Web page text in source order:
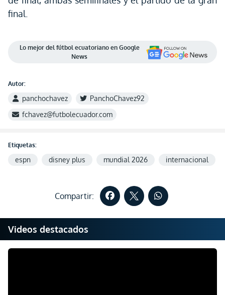
final.
Lo mejor del fútbol ecuatoriano en Google
News
Autor:
panchochavez
PanchoChavez92
fchavez@futbolecuador.com
Etiquetas:
espn disney plus mundial 2026 internacional
Compartir:
Videos destacados